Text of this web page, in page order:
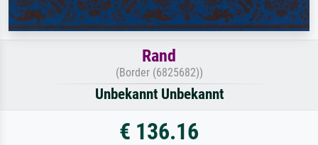
Rand
(Border (6825682))
Unbekannt Unbekannt
€ 136.16